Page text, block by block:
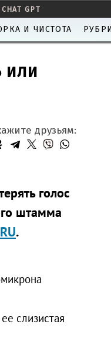
GPT
И ЧИСТОТА
или
друзьям:
голос
штамма
.
слизистая